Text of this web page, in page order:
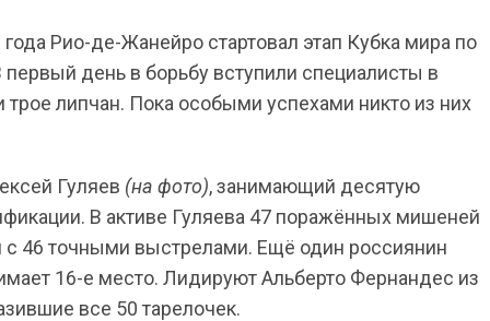
Рио-де-Жанейро стартовал этап Кубка мира по
день в борьбу вступили специалисты в
трое липчан. Пока особыми успехами никто из них
Гуляев (на фото), занимающий десятую
В активе Гуляева 47 поражённых мишеней
46 точными выстрелами. Ещё один россиянин
16-е место. Лидируют Альберто Фернандес из
все 50 тарелочек.